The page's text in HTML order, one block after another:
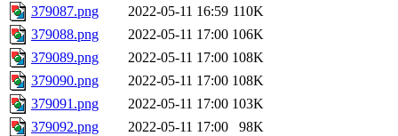
379087.png
2022-05-11 16:59 110K
379088.png
2022-05-11 17:00 106K
379089.png
2022-05-11 17:00 108K
379090.png
2022-05-11 17:00 108K
379091.png
2022-05-11 17:00 103K
379092.png
2022-05-11 17:00
98K